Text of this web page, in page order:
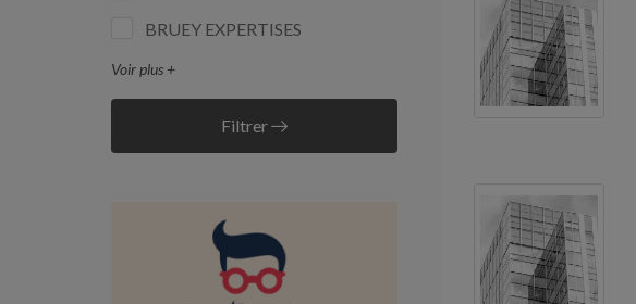
BRUEY EXPERTISES
Voir plus +
Filtrer